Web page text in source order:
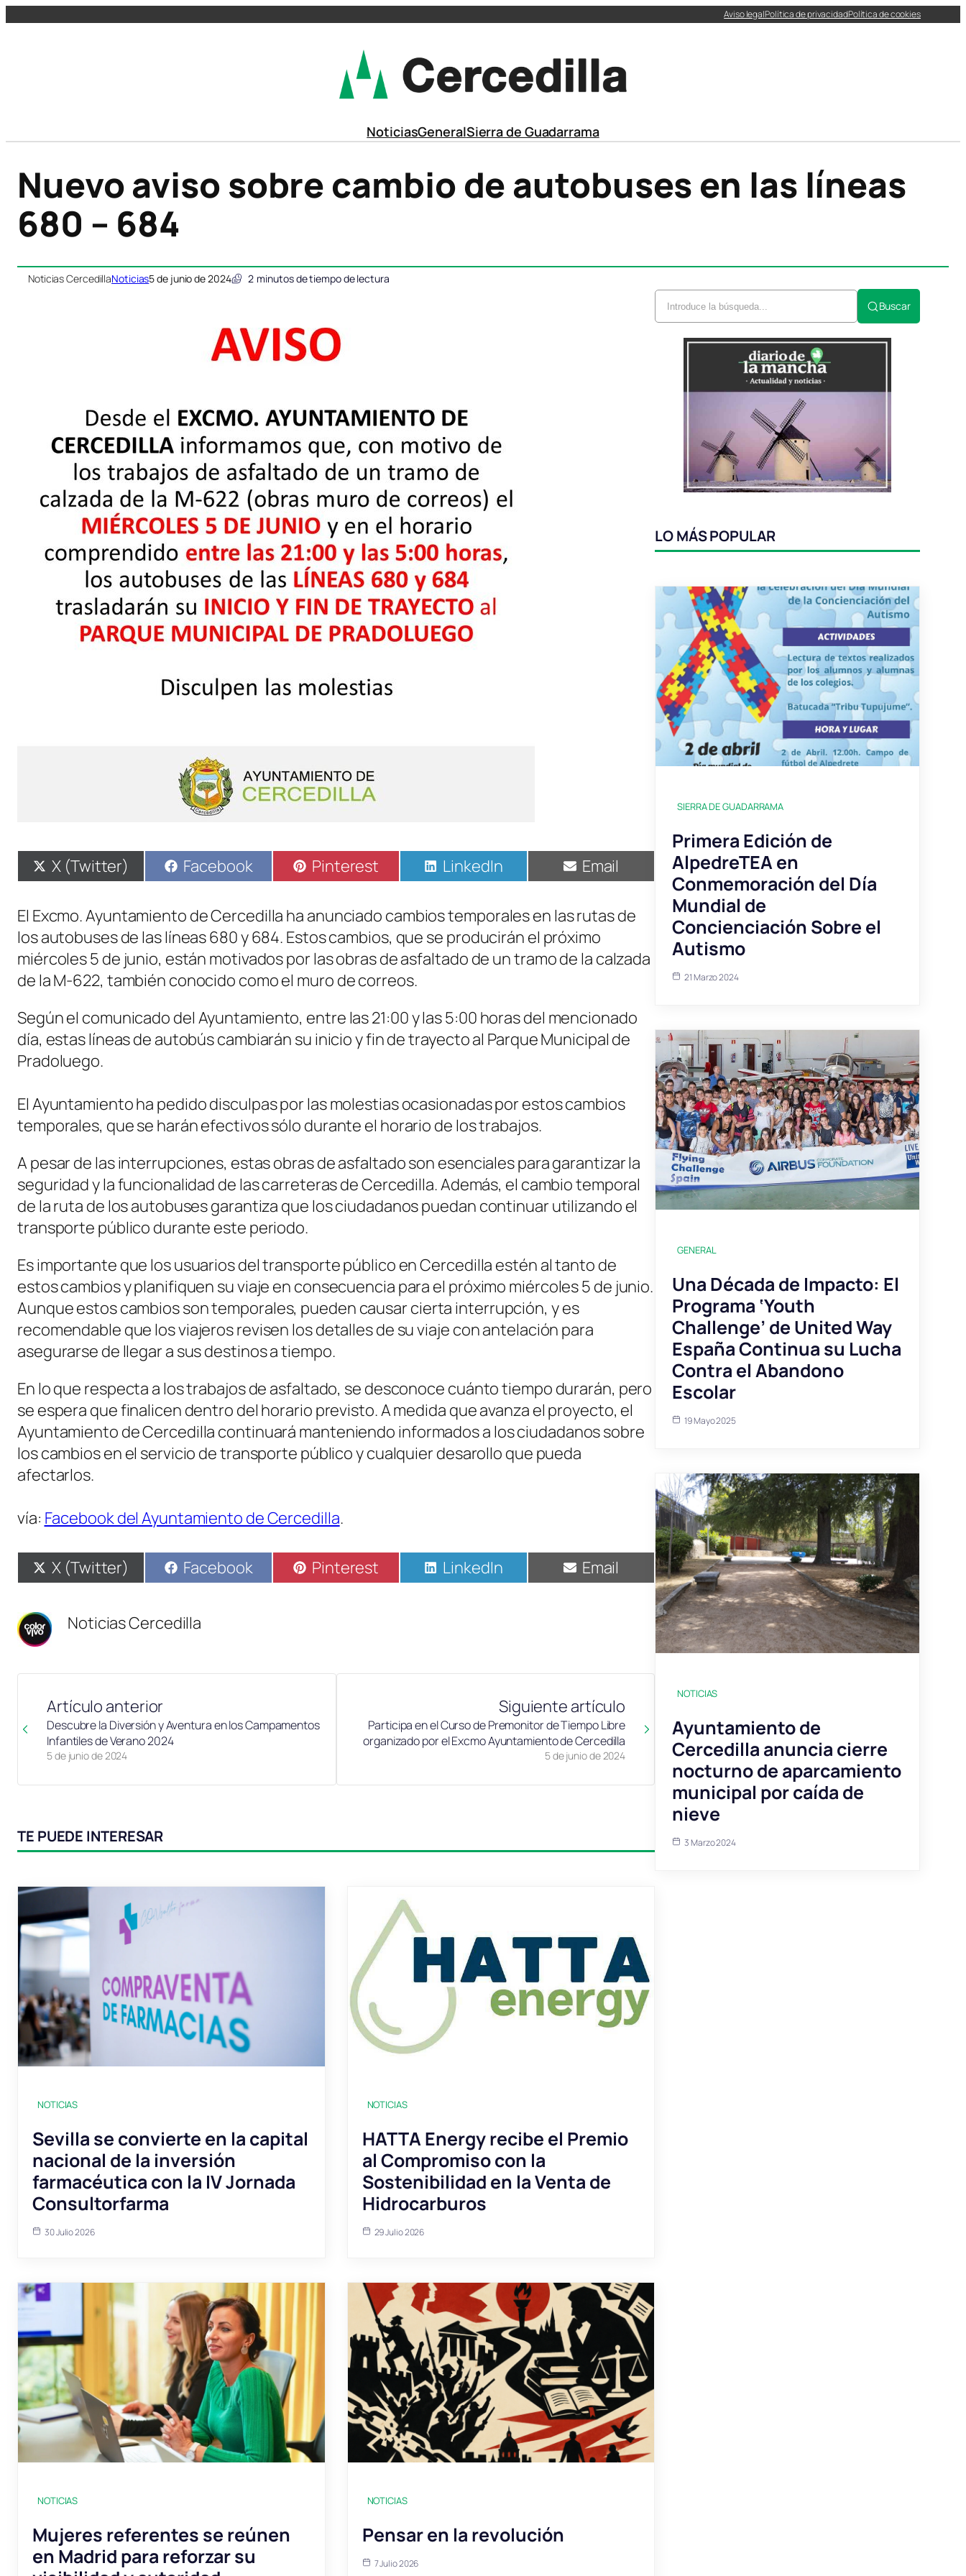
Aviso legalPolítica de privacidadPolítica de cookies
NoticiasGeneralSierra de Guadarrama
Nuevo aviso sobre cambio de autobuses en las líneas
680 – 684
Noticias CercedillaNoticias5 de junio de 2024 2 minutos de tiempo de lectura
Compartir
en
X (Twitter) Compartir
en
Facebook Compartir
en
Pinterest Compartir
en
LinkedIn Compartir
en
Email
El Excmo. Ayuntamiento de Cercedilla ha anunciado cambios temporales en las rutas de
los autobuses de las líneas 680 y 684. Estos cambios, que se producirán el próximo
miércoles 5 de junio, están motivados por las obras de asfaltado de un tramo de la calzada
de la M-622, también conocido como el muro de correos.
Según el comunicado del Ayuntamiento, entre las 21:00 y las 5:00 horas del mencionado
día, estas líneas de autobús cambiarán su inicio y fin de trayecto al Parque Municipal de
Pradoluego.
El Ayuntamiento ha pedido disculpas por las molestias ocasionadas por estos cambios
temporales, que se harán efectivos sólo durante el horario de los trabajos.
A pesar de las interrupciones, estas obras de asfaltado son esenciales para garantizar la
seguridad y la funcionalidad de las carreteras de Cercedilla. Además, el cambio temporal
de la ruta de los autobuses garantiza que los ciudadanos puedan continuar utilizando el
transporte público durante este periodo.
Es importante que los usuarios del transporte público en Cercedilla estén al tanto de
estos cambios y planifiquen su viaje en consecuencia para el próximo miércoles 5 de junio.
Aunque estos cambios son temporales, pueden causar cierta interrupción, y es
recomendable que los viajeros revisen los detalles de su viaje con antelación para
asegurarse de llegar a sus destinos a tiempo.
En lo que respecta a los trabajos de asfaltado, se desconoce cuánto tiempo durarán, pero
se espera que finalicen dentro del horario previsto. A medida que avanza el proyecto, el
Ayuntamiento de Cercedilla continuará manteniendo informados a los ciudadanos sobre
los cambios en el servicio de transporte público y cualquier desarollo que pueda
afectarlos.
vía: Facebook del Ayuntamiento de Cercedilla.
Compartir
en
X (Twitter) Compartir
en
Facebook Compartir
en
Pinterest Compartir
en
LinkedIn Compartir
en
Email
Noticias Cercedilla
Artículo anterior
5 de junio de 2024
Descubre la Diversión y Aventura en los Campamentos
Infantiles de Verano 2024
Siguiente artículo
5 de junio de 2024
Participa en el Curso de Premonitor de Tiempo Libre
organizado por el Excmo Ayuntamiento de Cercedilla
TE PUEDE INTERESAR
NOTICIAS
Sevilla se convierte en la capital
nacional de la inversión
farmacéutica con la IV Jornada
Consultorfarma
30 Julio 2026
NOTICIAS
HATTA Energy recibe el Premio
al Compromiso con la
Sostenibilidad en la Venta de
Hidrocarburos
29 Julio 2026
NOTICIAS
Mujeres referentes se reúnen
en Madrid para reforzar su
NOTICIAS
Pensar en la revolución
7 Julio 2026
Buscar
LO MÁS POPULAR
SIERRA DE GUADARRAMA
Primera Edición de
AlpedreTEA en
Conmemoración del Día
Mundial de
Concienciación Sobre el
Autismo
21 Marzo 2024
GENERAL
Una Década de Impacto: El
Programa ‘Youth
Challenge’ de United Way
España Continua su Lucha
Contra el Abandono
Escolar
19 Mayo 2025
NOTICIAS
Ayuntamiento de
Cercedilla anuncia cierre
nocturno de aparcamiento
municipal por caída de
nieve
3 Marzo 2024